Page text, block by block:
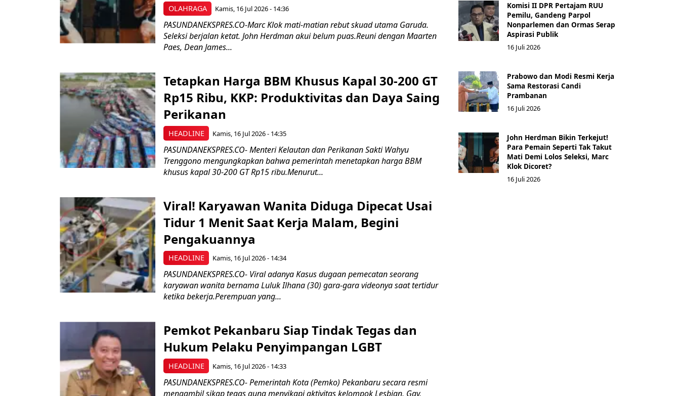
OLAHRAGA Kamis, 16 Jul 2026 - 14:36
PASUNDANEKSPRES.CO-Marc Klok mati-matian rebut skuad utama Garuda.
Seleksi berjalan ketat. John Herdman akui belum puas.Reuni dengan Maarten
Paes, Dean James...
HEADLINE
Tetapkan Harga BBM Khusus Kapal 30-200 GT
Rp15 Ribu, KKP: Produktivitas dan Daya Saing
Perikanan
Kamis, 16 Jul 2026 - 14:35
PASUNDANEKSPRES.CO- Menteri Kelautan dan Perikanan Sakti Wahyu
Trenggono mengungkapkan bahwa pemerintah menetapkan harga BBM
khusus kapal 30-200 GT Rp15 ribu.Menurut...
HEADLINE
Viral! Karyawan Wanita Diduga Dipecat Usai
Tidur 1 Menit Saat Kerja Malam, Begini
Pengakuannya
Kamis, 16 Jul 2026 - 14:34
PASUNDANEKSPRES.CO- Viral adanya Kasus dugaan pemecatan seorang
karyawan wanita bernama Luluk Ilhana (30) gara-gara videonya saat tertidur
ketika bekerja.Perempuan yang...
HEADLINE
Pemkot Pekanbaru Siap Tindak Tegas dan
Hukum Pelaku Penyimpangan LGBT
Kamis, 16 Jul 2026 - 14:33
PASUNDANEKSPRES.CO- Pemerintah Kota (Pemko) Pekanbaru secara resmi
mengambil sikap tegas guna menyikapi aktivitas kelompok Lesbian, Gay,
Komisi II DPR Pertajam RUU
Pemilu, Gandeng Parpol
Nonparlemen dan Ormas Serap
Aspirasi Publik
16 Juli 2026
Prabowo dan Modi Resmi Kerja
Sama Restorasi Candi
Prambanan
16 Juli 2026
John Herdman Bikin Terkejut!
Para Pemain Seperti Tak Takut
Mati Demi Lolos Seleksi, Marc
Klok Dicoret?
16 Juli 2026